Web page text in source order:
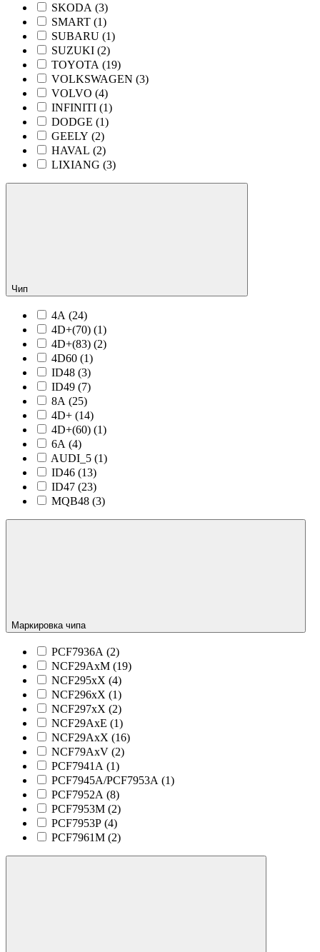
SKODA (3)
SMART (1)
SUBARU (1)
SUZUKI (2)
TOYOTA (19)
VOLKSWAGEN (3)
VOLVO (4)
INFINITI (1)
DODGE (1)
GEELY (2)
HAVAL (2)
LIXIANG (3)
Чип
4A (24)
4D+(70) (1)
4D+(83) (2)
4D60 (1)
ID48 (3)
ID49 (7)
8A (25)
4D+ (14)
4D+(60) (1)
6A (4)
AUDI_5 (1)
ID46 (13)
ID47 (23)
MQB48 (3)
Маркировка чипа
PCF7936A (2)
NCF29AxM (19)
NCF295xX (4)
NCF296xX (1)
NCF297xX (2)
NCF29AxE (1)
NCF29AxX (16)
NCF79AxV (2)
PCF7941A (1)
PCF7945A/PCF7953A (1)
PCF7952A (8)
PCF7953M (2)
PCF7953P (4)
PCF7961M (2)